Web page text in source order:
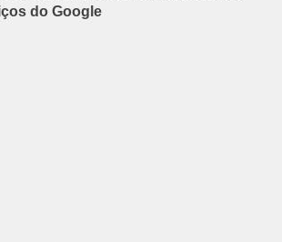
do Google